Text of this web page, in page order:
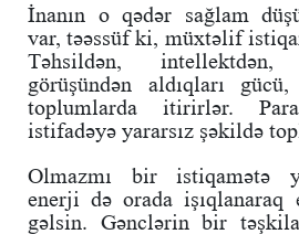
İnanın o qədər sağlam
var, təəssüf ki, müxtəlif
Təhsildən,
görüşündən aldıqları
toplumlarda itirirlər.
istifadəyə yararsız şəkildə
Olmazmı bir istiqamətə
enerji də orada
gəlsin. Gənclərin bir